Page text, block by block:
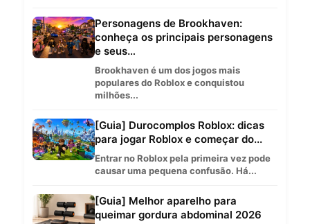
Personagens de Brookhaven:
conheça os principais personagens
e seus…
Brookhaven é um dos jogos mais
populares do Roblox e conquistou
milhões...
[Guia] Durocomplos Roblox: dicas
para jogar Roblox e começar do...
Entrar no Roblox pela primeira vez pode
causar uma pequena confusão. Há...
[Guia] Melhor aparelho para
queimar gordura abdominal 2026